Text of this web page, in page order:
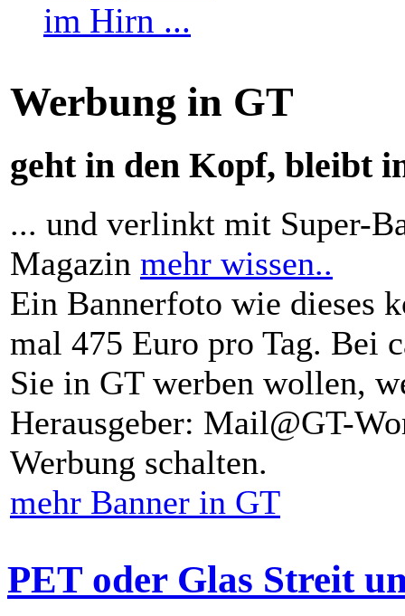
Werbung in GT
geht in den Kopf, bleibt
... und verlinkt mit Super-
Magazin mehr wissen..
Ein Bannerfoto wie dieses
mal 475 Euro pro Tag. Bei
Sie in GT werben wollen,
Herausgeber: Mail@GT-
Werbung schalten.
mehr Banner in GT
PET oder Glas Streit